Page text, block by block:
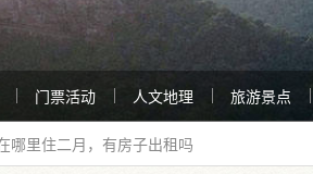
门票活动 人文地理 旅游景点
哪里住二月，有房子出租吗